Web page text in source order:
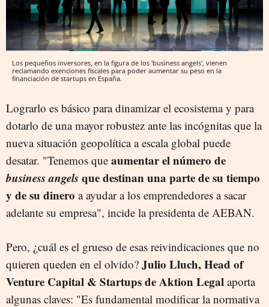
Los pequeños inversores, en la figura de los 'business angels', vienen
reclamando exenciones fiscales para poder aumentar su peso en la
financiación de startups en España.
Lograrlo es básico para dinamizar el ecosistema y para
dotarlo de una mayor robustez ante las incógnitas que la
nueva situación geopolítica a escala global puede
desatar. "Tenemos que aumentar el número de
business angelsque destinan una parte de su tiempo
y de su dinero a ayudar a los emprendedores a sacar
adelante su empresa", incide la presidenta de AEBAN.
Pero, ¿cuál es el grueso de esas reivindicaciones que no
quieren queden en el olvido? Julio Lluch, Head of
Venture Capital & Startups de Aktion Legal aporta
algunas claves: "Es fundamental modificar la normativa